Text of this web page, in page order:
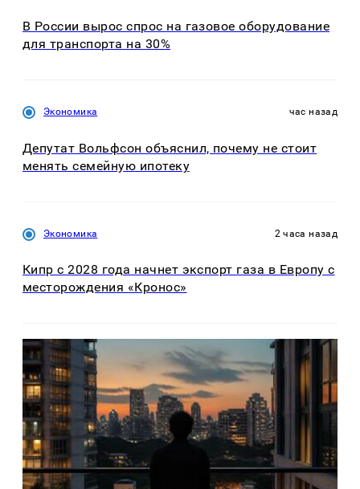
В России вырос спрос на газовое оборудование
для транспорта на 30%
Экономика час назад
Депутат Вольфсон объяснил, почему не стоит
менять семейную ипотеку
Экономика 2 часа назад
Кипр с 2028 года начнет экспорт газа в Европу с
месторождения «Кронос»